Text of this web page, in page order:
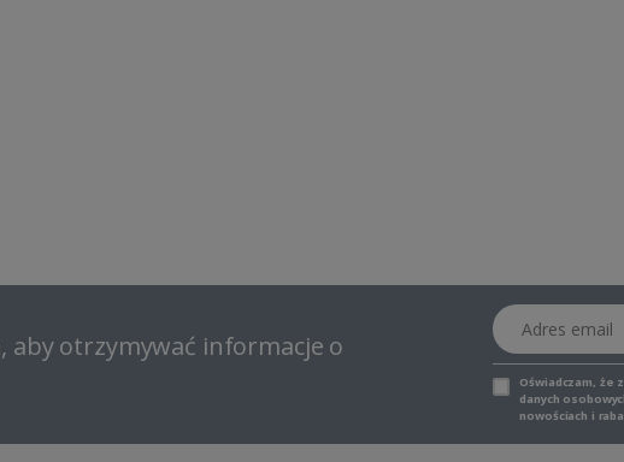
aby otrzymywać informacje o
Adres email
Oświadczam, że
danych
nowościach i